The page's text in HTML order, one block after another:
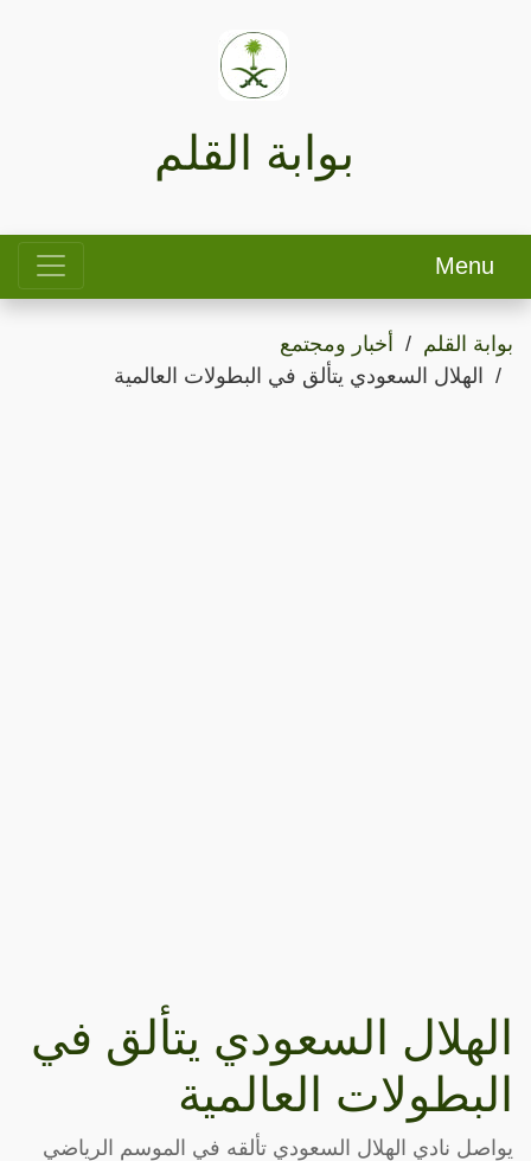
بوابة القلم
Menu
بوابة القلم
أخبار ومجتمع
الهلال السعودي يتألق في البطولات العالمية
الهلال السعودي يتألق في
البطولات العالمية
يواصل نادي الهلال السعودي تألقه في الموسم الرياضي